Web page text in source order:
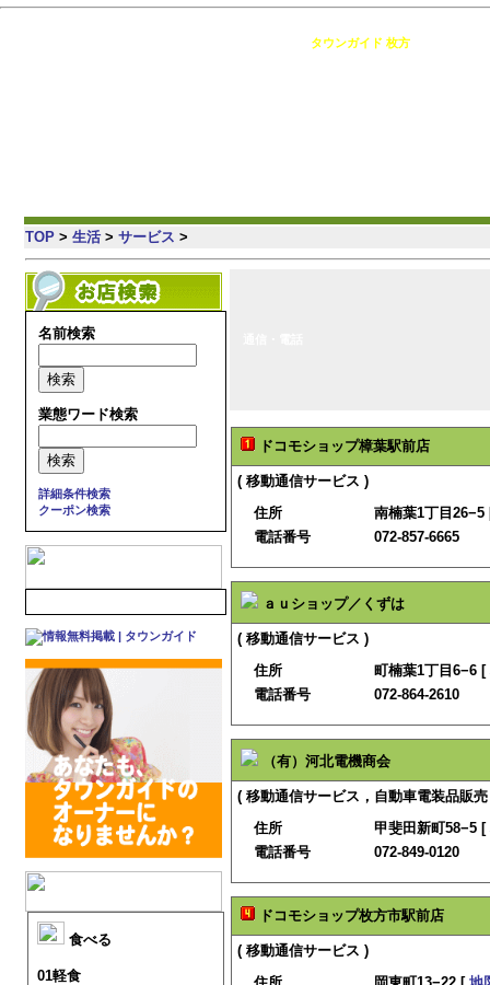
タウンガイド 枚方
TOP > 生活 > サービス >
名前検索
業態ワード検索
詳細条件検索
クーポン検索
食べる
01軽食
ドコモショップ樟葉駅前店
( 移動通信サービス )
住所
南楠葉1丁目
電話番号
072-857-6665
ａｕショップ／くずは
( 移動通信サービス )
住所
町楠葉1丁目6−6 [
電話番号
072-864-2610
（有）河北電機商会
( 移動通信サービス，自動車電装品販
住所
甲斐田新町58−5 [
電話番号
072-849-0120
ドコモショップ枚方市駅前店
( 移動通信サービス )